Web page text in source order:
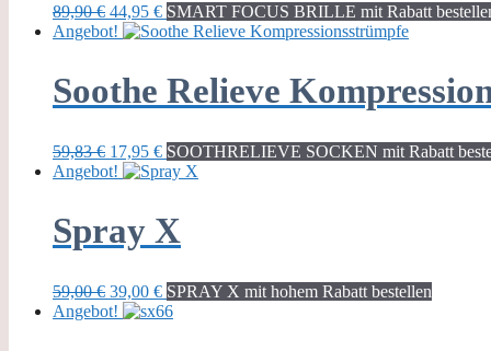
89,90€ Ursprünglicher
Preis
44,95 €Aktueller
Preis
SMART FOCUS BRILLE mit Rabatt
Angebot!
Soothe Relieve
59,83€ Ursprünglicher
Preis
17,95 €Aktueller
Preis
SOOTHRELIEVE SOCKEN mit Rabatt
Angebot!
Spray X
59,00€ Ursprünglicher
Preis
39,00 €Aktueller
Preis
SPRAY X mit hohem Rabatt bestellen
Angebot!